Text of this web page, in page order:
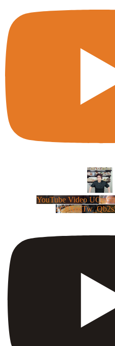
YouTube Video